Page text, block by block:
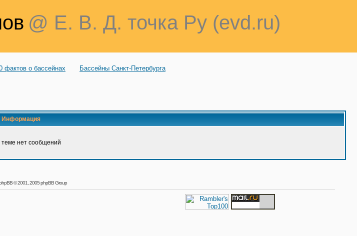
@ Е. В. Д. точка Ру (evd.ru)
фактов о бассейнах Бассейны Санкт-Петербурга
Информация
теме нет сообщений
© 2001, 2005 phpBB Group